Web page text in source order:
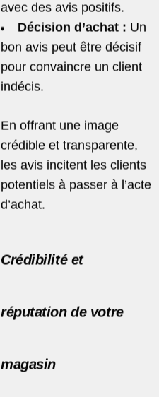
avec des avis positifs.
Décision d’achat : Un
bon avis peut être décisif
pour convaincre un client
indécis.
En offrant une image
crédible et transparente,
les avis incitent les clients
potentiels à passer à l’acte
d’achat.
Crédibilité et
réputation de votre
magasin